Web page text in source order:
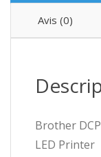
Avis (0)
Brother
LED Printer